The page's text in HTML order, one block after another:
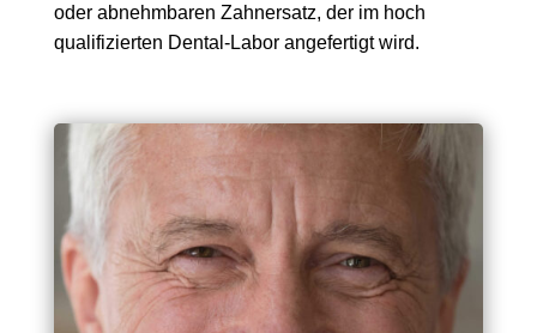
oder abnehmbaren Zahnersatz, der im hoch
qualifizierten Dental-Labor angefertigt wird.